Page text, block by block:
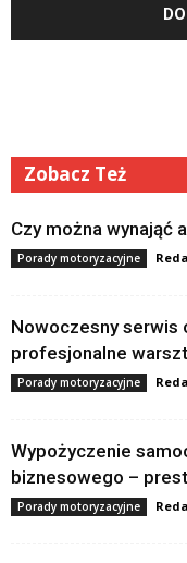
Zobacz Też
Czy można wynająć
Porady motoryzacyjne
Nowoczesny serwis
profesjonalne
Porady motoryzacyjne
Wypożyczenie
biznesowego –
Porady motoryzacyjne